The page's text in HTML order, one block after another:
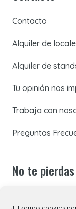
Contacto
Alquiler de
Alquiler de
Tu opinión nos
Trabaja con
Preguntas
No te